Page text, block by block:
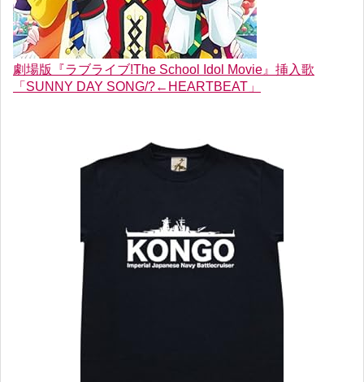
劇場版『ラブライブ!The School Idol Movie』挿入歌
「SUNNY DAY SONG/?←HEARTBEAT」